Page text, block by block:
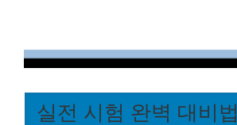
실전 시험 완벽 대비법